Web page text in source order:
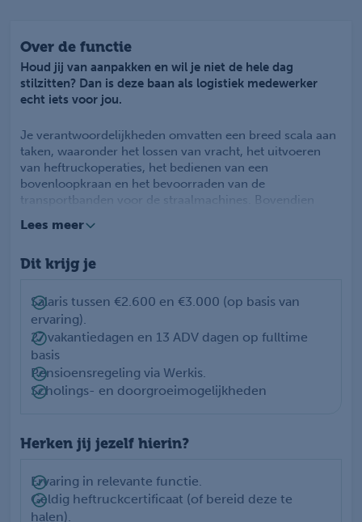
Over de functie
Houd jij van aanpakken en wil je niet de hele dag
stilzitten? Dan is deze baan als logistiek medewerker
echt iets voor jou.
Je verantwoordelijkheden omvatten een breed scala aan
taken, waaronder het lossen van vracht, het uitvoeren
van heftruckoperaties, het bedienen van een
bovenloopkraan en het bevoorraden van de
transportbanden voor de straalmachines. Bovendien
om bij te dragen aan een soepel verlopend
Lees meer
Dit krijg je
Salaris tussen €2.600 en €3.000 (op basis van
ervaring).
27 vakantiedagen en 13 ADV dagen op fulltime
basis
Pensioensregeling via Werkis.
Scholings- en doorgroeimogelijkheden
Herken jij jezelf hierin?
Ervaring in relevante functie.
Geldig heftruckcertificaat (of bereid deze te
halen).